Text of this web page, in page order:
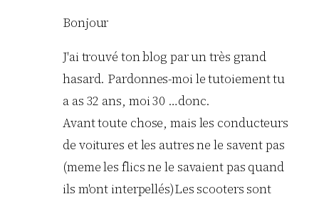
Bonjour
J'ai trouvé ton blog par un très grand
hasard. Pardonnes-moi le tutoiement tu
a as 32 ans, moi 30 …donc.
Avant toute chose, mais les conducteurs
de voitures et les autres ne le savent pas
(meme les flics ne le savaient pas quand
ils m'ont interpellés)Les scooters sont